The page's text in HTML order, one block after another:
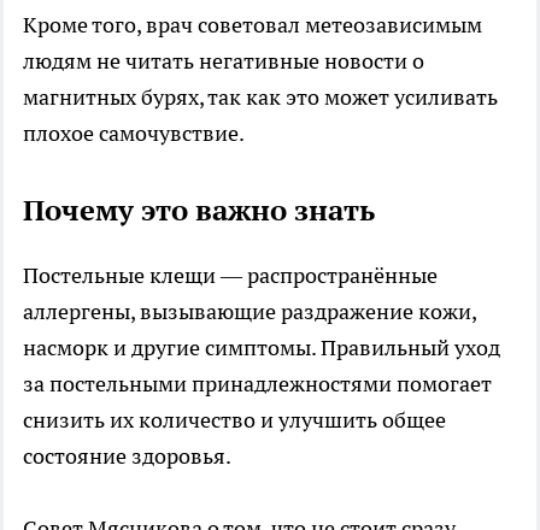
Кроме того, врач советовал метеозависимым
людям не читать негативные новости о
магнитных бурях, так как это может усиливать
плохое самочувствие.
Почему это важно знать
Постельные клещи — распространённые
аллергены, вызывающие раздражение кожи,
насморк и другие симптомы. Правильный уход
за постельными принадлежностями помогает
снизить их количество и улучшить общее
состояние здоровья.